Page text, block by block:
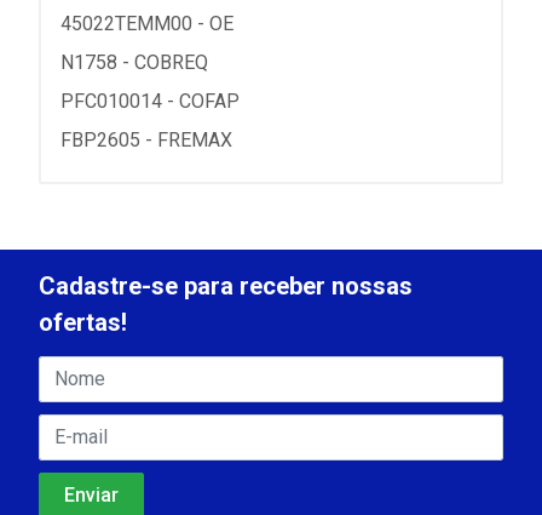
45022TEMM00 - OE
N1758 - COBREQ
PFC010014 - COFAP
FBP2605 - FREMAX
Cadastre-se para receber nossas
ofertas!